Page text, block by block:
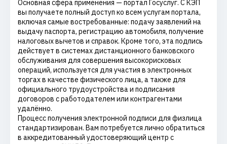
Основная сфера применения — портал Госуслуг. С КЭП
вы получаете полный доступ ко всем услугам портала,
включая самые востребованные: подачу заявлений на
выдачу паспорта, регистрацию автомобиля, получение
налоговых вычетов и справок. Кроме того, эта подпись
действует в системах дистанционного банковского
обслуживания для совершения высокорисковых
операций, используется для участия в электронных
торгах в качестве физического лица, а также для
официального трудоустройства и подписания
договоров с работодателем или контрагентами
удалённо.
Процесс получения электронной подписи для физлица
стандартизирован. Вам потребуется лично обратиться
в аккредитованный удостоверяющий центр с